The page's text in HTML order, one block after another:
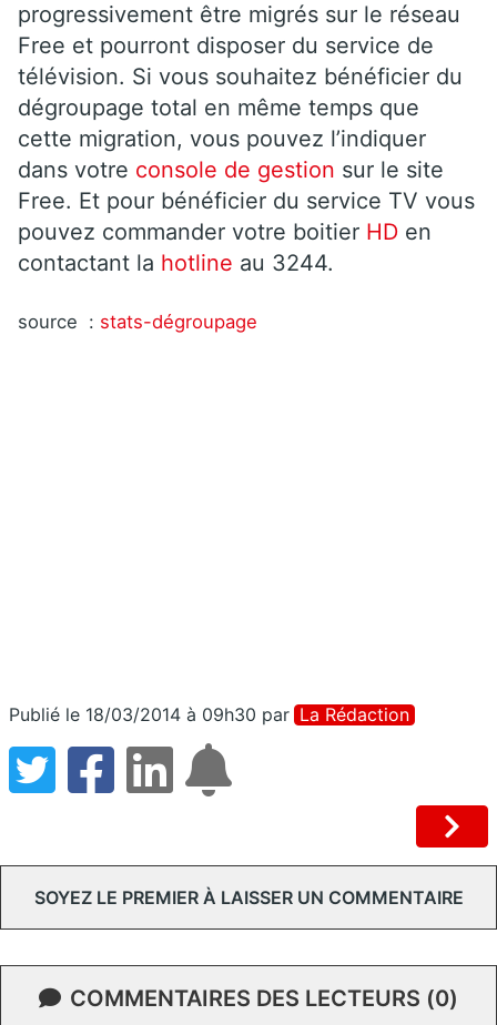
progressivement être migrés sur le réseau
Free et pourront disposer du service de
télévision. Si vous souhaitez bénéficier du
dégroupage total en même temps que
cette migration, vous pouvez l’indiquer
dans votre console de gestion sur le site
Free. Et pour bénéficier du service TV vous
pouvez commander votre boitier HD en
contactant la hotline au 3244.
source : stats-dégroupage
Publié le 18/03/2014 à 09h30 par La Rédaction
SOYEZ LE PREMIER À LAISSER UN COMMENTAIRE
COMMENTAIRES DES LECTEURS (0)